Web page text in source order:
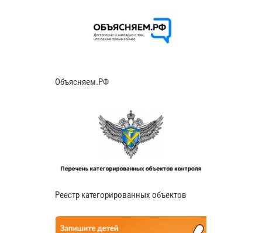
Объясняем.РФ
Реестр категорированных объектов